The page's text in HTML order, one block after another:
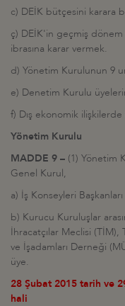
c) DEİK bütçesini karara
ç) DEİK'in geçmiş
ibrasına karar vermek.
d) Yönetim Kurulunun 9
e) Denetim Kurulu
f) Dış ekonomik
Yönetim Kurulu
MADDE 9 – (1) Yönetim
Genel Kurul,
a) İş Konseyleri
b) Kurucu Kuruluşlar
İhracatçılar Meclisi (TİM),
ve İşadamları Derneği
üye.
28 Şubat 2015 tarih ve
hali